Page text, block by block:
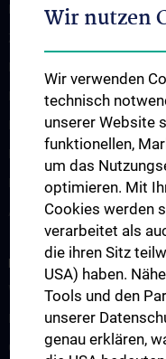
Humanmedizin – N202
Klinisch Praktisches Jahr
Freie Wahlfächer
Diplomarbeit
Fachärzt:innenausbildung
Atlas der guten Lehre
RESEARCH
World class in research
Research focus & working
Cooperations & Research
Wir nutzen
Wir verwenden
technisch
unserer Website
funktionellen,
um das
optimieren. Mit
Cookies werden
verarbeitet als
die ihren Sitz
USA) haben.
Tools und den
unserer
genau erklären,